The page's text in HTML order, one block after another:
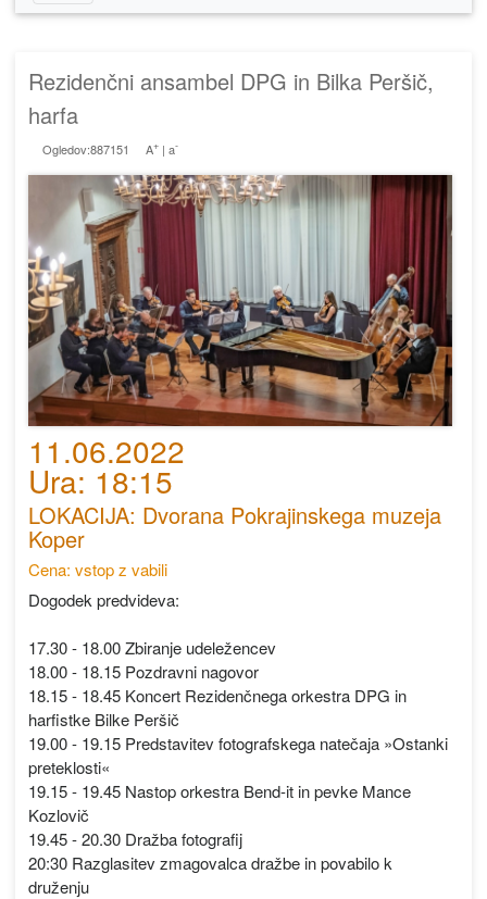
Rezidenčni ansambel DPG in Bilka Peršič,
harfa
Ogledov:887151 A+| a-
11.06.2022
Ura: 18:15
LOKACIJA: Dvorana Pokrajinskega muzeja
Koper
Cena: vstop z vabili
Dogodek predvideva:
17.30 - 18.00 Zbiranje udeležencev
18.00 - 18.15 Pozdravni nagovor
18.15 - 18.45 Koncert Rezidenčnega orkestra DPG in
harfistke Bilke Peršič
19.00 - 19.15 Predstavitev fotografskega natečaja »Ostanki
preteklosti«
19.15 - 19.45 Nastop orkestra Bend-it in pevke Mance
Kozlovič
19.45 - 20.30 Dražba fotografij
20:30 Razglasitev zmagovalca dražbe in povabilo k
druženju